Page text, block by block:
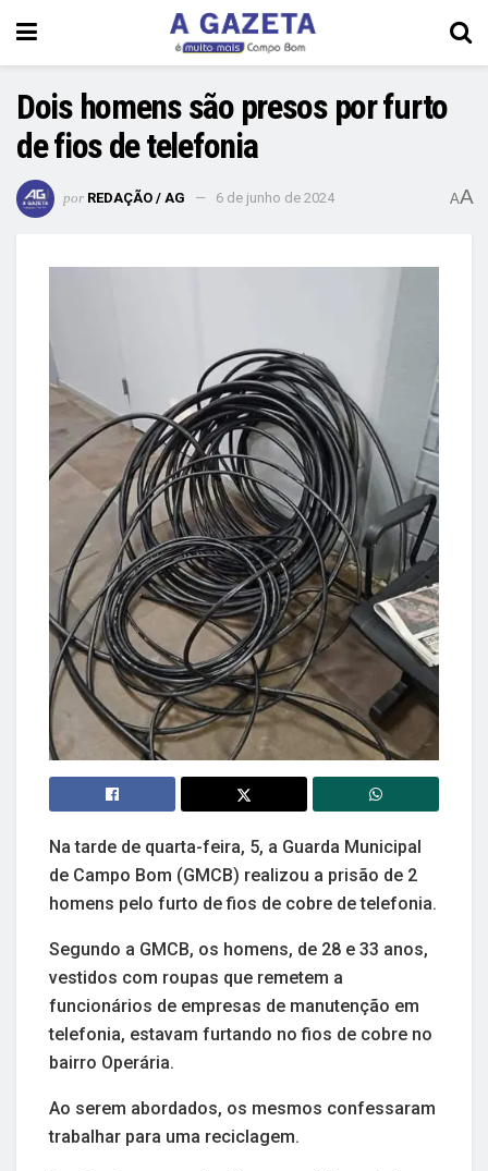
Dois homens são presos por furto
de fios de telefonia
por REDAÇÃO / AG 6 de junho de 2024 AA
Na tarde de quarta-feira, 5, a Guarda Municipal
de Campo Bom (GMCB) realizou a prisão de 2
homens pelo furto de fios de cobre de telefonia.
Segundo a GMCB, os homens, de 28 e 33 anos,
vestidos com roupas que remetem a
funcionários de empresas de manutenção em
telefonia, estavam furtando no fios de cobre no
bairro Operária.
Ao serem abordados, os mesmos confessaram
trabalhar para uma reciclagem.